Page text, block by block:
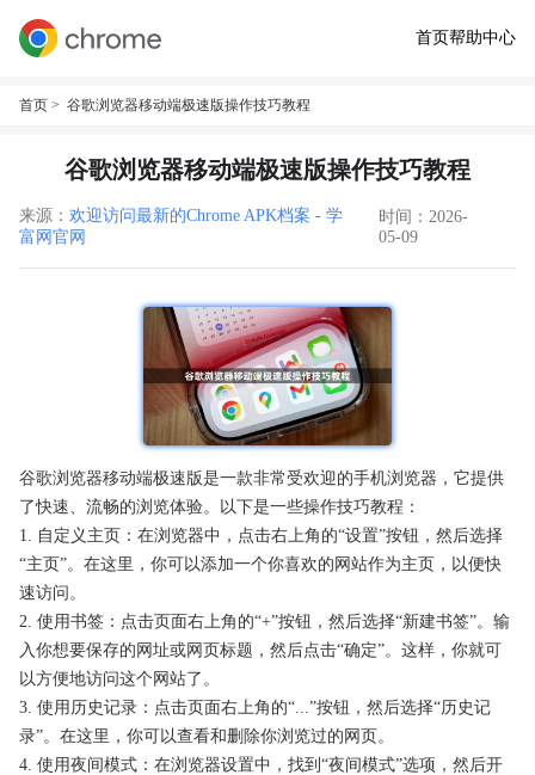
首页帮助中心
首页 > 谷歌浏览器移动端极速版操作技巧教程
谷歌浏览器移动端极速版操作技巧教程
来源： 欢迎访问最新的Chrome APK档案 - 学
富网官网
时间：2026-
05-09
谷歌浏览器移动端极速版是一款非常受欢迎的手机浏览器，它提供
了快速、流畅的浏览体验。以下是一些操作技巧教程：
1. 自定义主页：在浏览器中，点击右上角的“设置”按钮，然后选择
“主页”。在这里，你可以添加一个你喜欢的网站作为主页，以便快
速访问。
2. 使用书签：点击页面右上角的“+”按钮，然后选择“新建书签”。输
入你想要保存的网址或网页标题，然后点击“确定”。这样，你就可
以方便地访问这个网站了。
3. 使用历史记录：点击页面右上角的“...”按钮，然后选择“历史记
录”。在这里，你可以查看和删除你浏览过的网页。
4. 使用夜间模式：在浏览器设置中，找到“夜间模式”选项，然后开